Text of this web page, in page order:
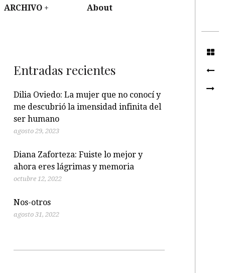
ARCHIVO About
Entradas recientes
Dilia Oviedo: La mujer que no conocí y
me descubrió la imensidad infinita del
ser humano
agosto 29, 2023
Diana Zaforteza: Fuiste lo mejor y
ahora eres lágrimas y memoria
octubre 12, 2022
Nos-otros
agosto 31, 2022